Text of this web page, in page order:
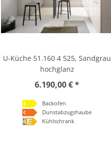
U-Küche 51.160 4 525, Sandgrau
hochglanz
6.190,00 € *
Backofen
Dunstabzugshaube
Kühlschrank